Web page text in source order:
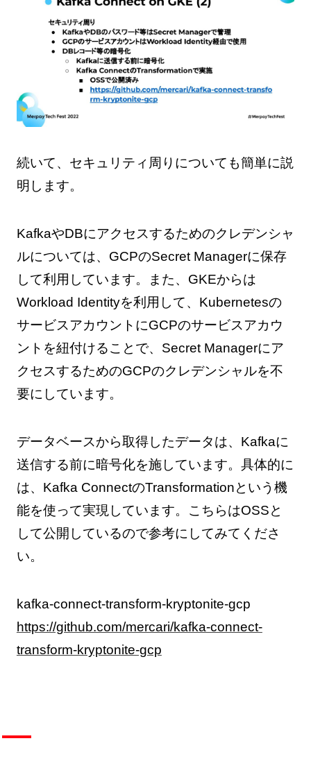
続いて、セキュリティ周りについても簡単に説
明します。
KafkaやDBにアクセスするためのクレデンシャ
ルについては、GCPのSecret Managerに保存
して利用しています。また、GKEからは
Workload Identityを利用して、Kubernetesの
サービスアカウントにGCPのサービスアカウ
ントを紐付けることで、Secret Managerにア
クセスするためのGCPのクレデンシャルを不
要にしています。
データベースから取得したデータは、Kafkaに
送信する前に暗号化を施しています。具体的に
は、Kafka ConnectのTransformationという機
能を使って実現しています。こちらはOSSと
して公開しているので参考にしてみてくださ
い。
kafka-connect-transform-kryptonite-gcp
https://github.com/mercari/kafka-connect-
transform-kryptonite-gcp